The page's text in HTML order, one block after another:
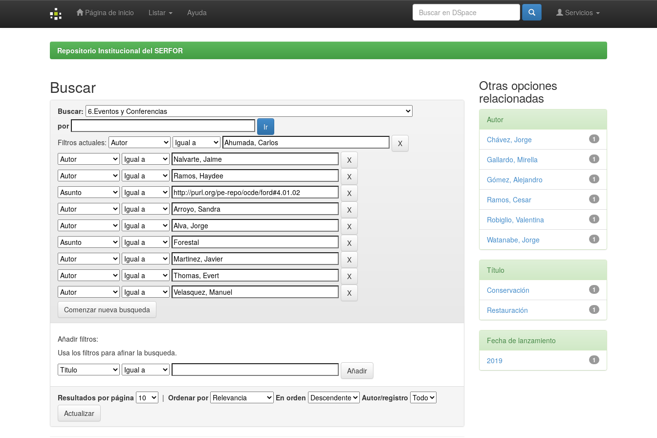
Página de inicio Listar Ayuda Servicios
Repositorio Institucional del SERFOR
Buscar
Buscar:
por
Filtros actuales:
Comenzar nueva busqueda
Añadir filtros:
Usa los filtros para afinar la busqueda.
Resultados por página | Ordenar por En orden Autor/registro
Otras opciones
relacionadas
Autor
1
Chávez, Jorge
1
Gallardo, Mirella
1
Gómez, Alejandro
1
Ramos, Cesar
1
Robiglio, Valentina
1
Watanabe, Jorge
Título
1
Conservación
1
Restauración
Fecha de lanzamiento
1
2019